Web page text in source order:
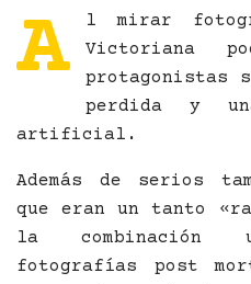
A
l mirar
Victoriana
protagonistas
perdida y
artificial.
Además de serios
que eran un tanto
la combinación
fotografías post